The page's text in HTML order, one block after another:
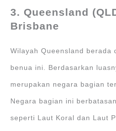
3. Queensland
Brisbane
Wilayah Queensland berada
benua ini. Berdasarkan
merupakan negara bagian
Negara bagian ini
seperti Laut Koral dan Laut